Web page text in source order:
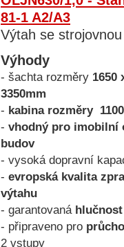
81-1 A2/A3
Výtah se
Výhody
- šachta rozměry 1650
3350mm
- kabina rozměry
- vhodný pro imobilní
budov
- vysoká dopravní
- evropská kvalita
výtahu
- garantovaná
- připraveno pro
2 vstupy